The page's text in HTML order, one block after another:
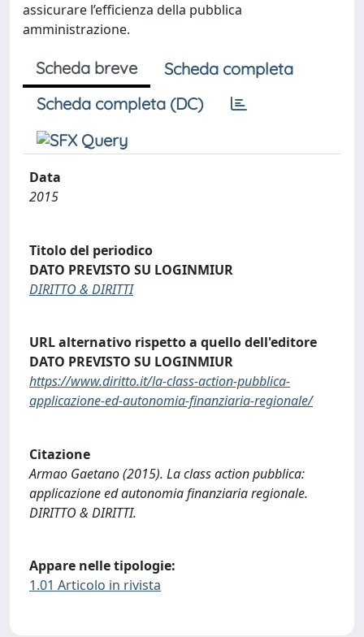
assicurare l’efficienza della pubblica
amministrazione.
Scheda breve
Scheda completa
Scheda completa (DC)
Data
2015
Titolo del periodico
DATO PREVISTO SU LOGINMIUR
DIRITTO & DIRITTI
URL alternativo rispetto a quello dell'editore
DATO PREVISTO SU LOGINMIUR
https://www.diritto.it/la-class-action-pubblica-
applicazione-ed-autonomia-finanziaria-regionale/
Citazione
Armao Gaetano (2015). La class action pubblica:
applicazione ed autonomia finanziaria regionale.
DIRITTO & DIRITTI.
Appare nelle tipologie:
1.01 Articolo in rivista